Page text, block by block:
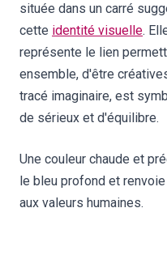
située dans un carré
cette identité visuelle.
représente le lien
ensemble, d'être
tracé imaginaire, est
de sérieux et d'équilibre.
Une couleur chaude et
le bleu profond et
aux valeurs humaines.